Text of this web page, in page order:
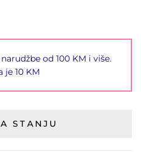
od 100 KM i više.
je 10 KM
STANJU